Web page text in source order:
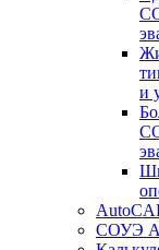
и
СОУЭ